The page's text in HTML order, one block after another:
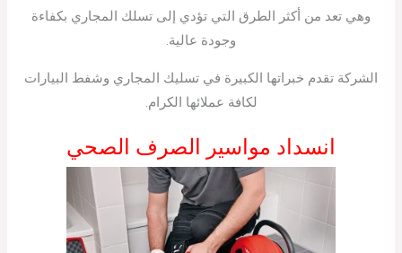
وهي تعد من أكثر الطرق التي تؤدي إلى تسلك المجاري بكفاءة
وجودة عالية.
الشركة تقدم خبراتها الكبيرة في تسليك المجاري وشفط البيارات
لكافة عملائها الكرام.
انسداد مواسير الصرف الصحي